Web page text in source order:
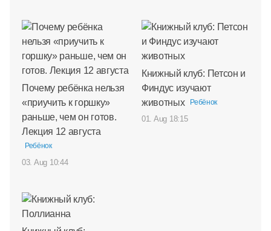
Почему ребёнка нельзя
«приучить к горшку»
раньше, чем он готов.
Лекция 12 августа
Ребёнок
03. Aug 10:44
Книжный клуб: Петсон и
Финдус изучают
животных
Ребёнок
01. Aug 18:15